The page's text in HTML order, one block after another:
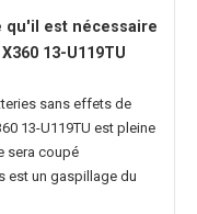
qu'il est nécessaire
13-U119TU
sans effets de
13-U119TU est pleine
sera coupé
est un gaspillage du